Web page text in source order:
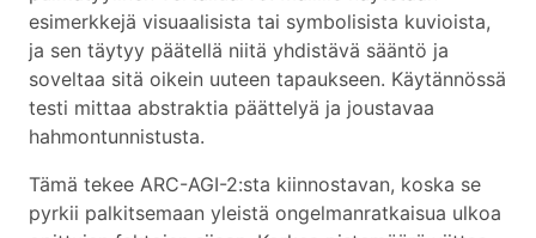
esimerkkejä visuaalisista tai symbolisista kuvioista,
ja sen täytyy päätellä niitä yhdistävä sääntö ja
soveltaa sitä oikein uuteen tapaukseen. Käytännössä
testi mittaa abstraktia päättelyä ja joustavaa
hahmontunnistusta.
Tämä tekee ARC-AGI-2:sta kiinnostavan, koska se
pyrkii palkitsemaan yleistä ongelmanratkaisua ulkoa